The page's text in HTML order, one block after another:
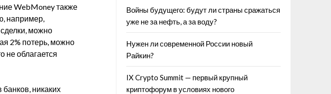
WebMoney также
например,
можно
2% потерь, можно
не облагается
никаких
Войны будущего: будут ли страны сражаться
уже не за нефть, а за воду?
Нужен ли современной России новый
Райкин?
IX Crypto Summit — первый крупный
криптофорум в условиях нового